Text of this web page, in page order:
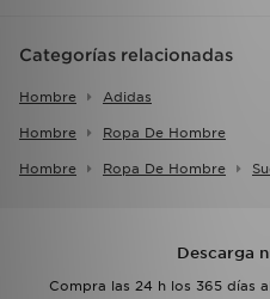
Categorías relacionadas
Hombre Adidas
Hombre Ropa De Hombre
Hombre Ropa De Hombre
Descarga
Compra las 24 h los 365 días